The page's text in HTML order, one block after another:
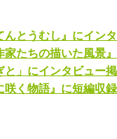
んとうむし』にイン
たちの描いた風景
」にインタビュー
咲く物語』に短編収録